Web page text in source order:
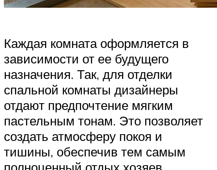
Каждая комната оформляется в
зависимости от ее будущего
назначения. Так, для отделки
спальной комнаты дизайнеры
отдают предпочтение мягким
пастельным тонам. Это позволяет
создать атмосферу покоя и
тишины, обеспечив тем самым